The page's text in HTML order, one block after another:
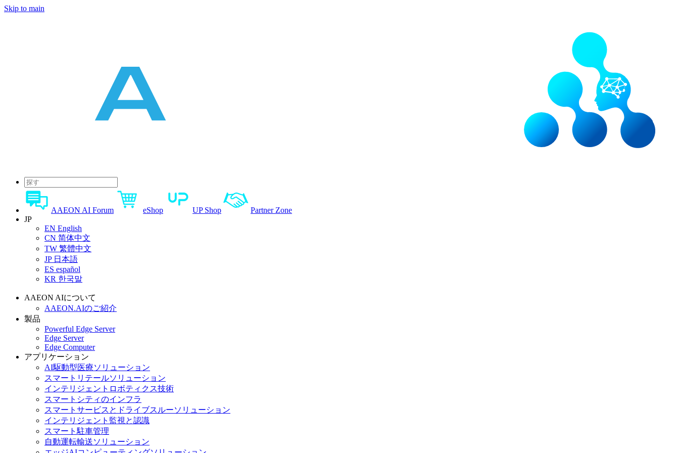
Skip to main
AAEON AI Forum eShop UP Shop
Partner Zone
JP
EN English
CN 简体中文
TW 繁體中文
JP 日本語
ES español
KR 한국말
AAEON AIについて
AAEON.AIのご紹介
製品
Powerful Edge Server
Edge Server
Edge Computer
アプリケーション
AI駆動型医療ソリューション
スマートリテールソリューション
インテリジェントロボティクス技術
スマートシティのインフラ
スマートサービスとドライブスルーソリューション
インテリジェント監視と認識
スマート駐車管理
自動運転輸送ソリューション